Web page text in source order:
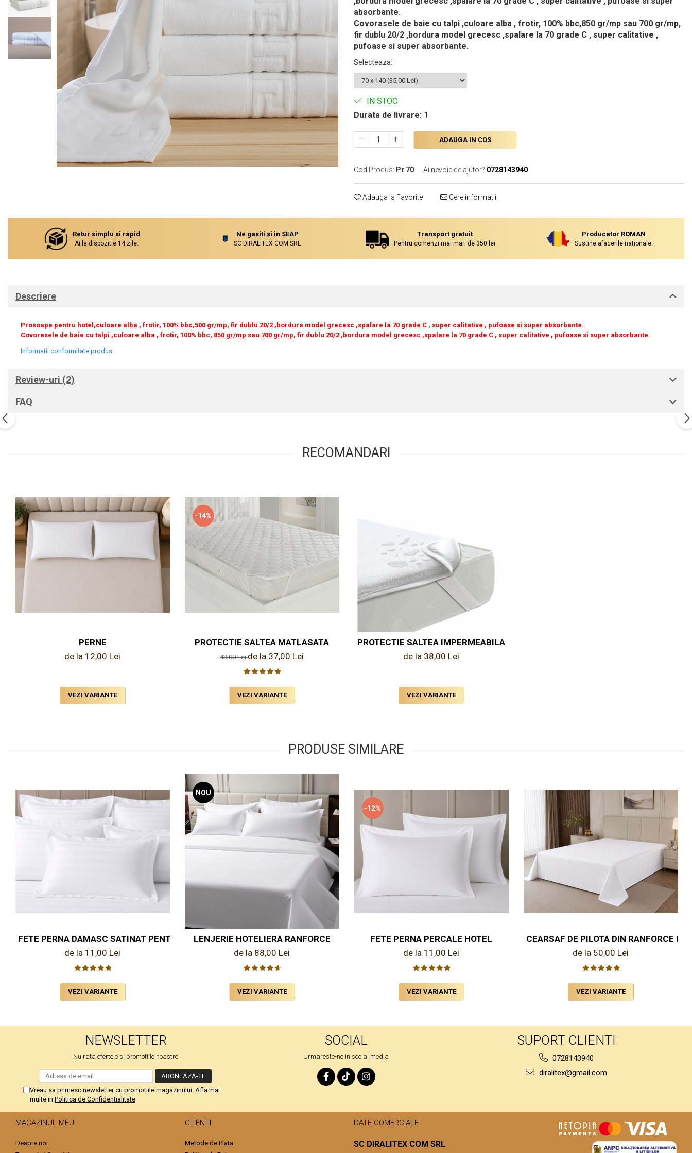
Pritectii saltele Matlasate
Cearsafuri si Fete de Perne
Fete de masa
absorbante.
Covorasele de baie cu talpi ,culoare alba , frotir, 100% bbc,850 gr/mp sau 700 gr/mp,
fir dublu 20/2 ,bordura model grecesc ,spalare la 70 grade C , super calitative ,
pufoase si super absorbante.
Selecteaza:
IN STOC
Durata de livrare: 1
ADAUGA IN COS
Cod Produs: Pr 70 Ai nevoie de ajutor? 0728143940
Adauga la Favorite Cere informatii
Retur simplu si rapid
Ai la dispozitie 14 zile.
Ne gasiti si in SEAP
SC DIRALITEX COM SRL
Transport gratuit
Pentru comenzi mai mari de 350 lei
Producator ROMAN
Sustine afacerile nationale.
Descriere
Prosoape pentru hotel,culoare alba , frotir, 100% bbc,500 gr/mp, fir dublu 20/2 ,bordura model grecesc ,spalare la 70 grade C , super calitative , pufoase si super absorbante.
Covorasele de baie cu talpi ,culoare alba , frotir, 100% bbc, 850 gr/mp sau 700 gr/mp, fir dublu 20/2 ,bordura model grecesc ,spalare la 70 grade C , super calitative , pufoase si super absorbante.
Informatii conformitate produs
Review-uri (2)
FAQ
RECOMANDARI
PERNE
de la 12,00 Lei
VEZI VARIANTE
-14%
PROTECTIE SALTEA MATLASATA
43,00 Leide la 37,00 Lei
VEZI VARIANTE
PROTECTIE SALTEA IMPERMEABILA
de la 38,00 Lei
VEZI VARIANTE
PRODUSE SIMILARE
FETE PERNA DAMASC SATINAT PENTRU HOTEL
de la 11,00 Lei
VEZI VARIANTE
NOU
LENJERIE HOTELIERA RANFORCE
de la 88,00 Lei
VEZI VARIANTE
-12%
FETE PERNA PERCALE HOTEL
de la 11,00 Lei
VEZI VARIANTE
CEARSAF DE PILOTA DIN RANFORCE
de la 50,00 Lei
VEZI VARIANTE
NEWSLETTER
Nu rata ofertele si promotiile noastre
Vreau sa primesc newsletter cu promotiile magazinului. Afla mai
multe in Politica de Confidentialitate
SOCIAL
Urmareste-ne in social media
SUPORT CLIENTI
0728143940
diralitex@gmail.com
MAGAZINUL MEU
Despre noi
CLIENTI
Metode de Plata
DATE COMERCIALE
SC DIRALITEX COM SRL